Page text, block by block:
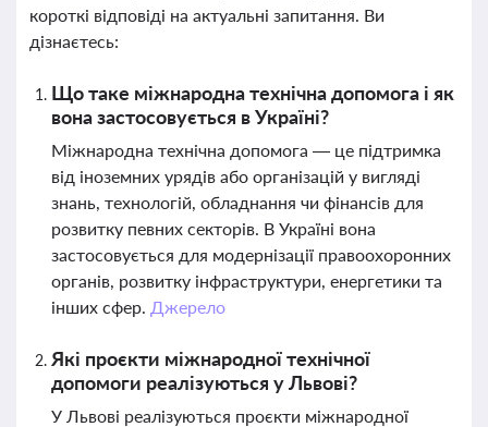
короткі відповіді на актуальні запитання. Ви
дізнаєтесь:
Що таке міжнародна технічна допомога і як
вона застосовується в Україні?
Міжнародна технічна допомога — це підтримка
від іноземних урядів або організацій у вигляді
знань, технологій, обладнання чи фінансів для
розвитку певних секторів. В Україні вона
застосовується для модернізації правоохоронних
органів, розвитку інфраструктури, енергетики та
інших сфер. Джерело
Які проєкти міжнародної технічної
допомоги реалізуються у Львові?
У Львові реалізуються проєкти міжнародної